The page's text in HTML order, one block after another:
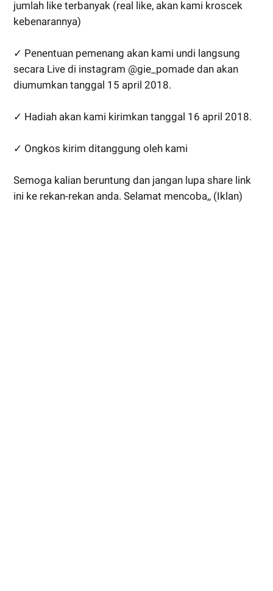
jumlah like terbanyak (real like, akan kami kroscek
kebenarannya)
✓ Penentuan pemenang akan kami undi langsung
secara Live di instagram @gie_pomade dan akan
diumumkan tanggal 15 april 2018.
✓ Hadiah akan kami kirimkan tanggal 16 april 2018.
✓ Ongkos kirim ditanggung oleh kami
Semoga kalian beruntung dan jangan lupa share link
ini ke rekan-rekan anda. Selamat mencoba,, (Iklan)